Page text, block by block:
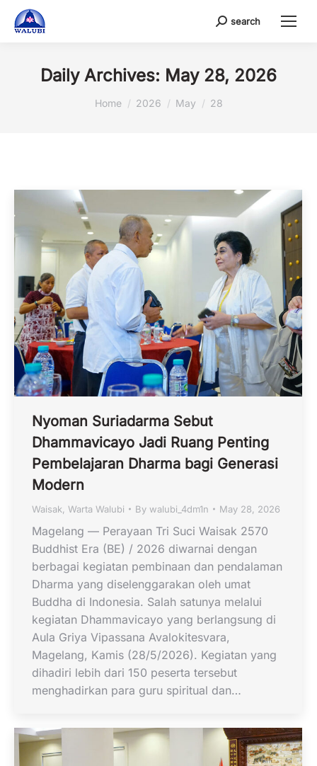
Search:
search
Daily Archives: May 28, 2026
You are here:
Home 2026 May 28
Nyoman Suriadarma Sebut
Dhammavicayo Jadi Ruang Penting
Pembelajaran Dharma bagi Generasi
Modern
Waisak, Warta Walubi By walubi_4dm1n May 28, 2026
Magelang — Perayaan Tri Suci Waisak 2570
Buddhist Era (BE) / 2026 diwarnai dengan
berbagai kegiatan pembinaan dan pendalaman
Dharma yang diselenggarakan oleh umat
Buddha di Indonesia. Salah satunya melalui
kegiatan Dhammavicayo yang berlangsung di
Aula Griya Vipassana Avalokitesvara,
Magelang, Kamis (28/5/2026). Kegiatan yang
dihadiri lebih dari 150 peserta tersebut
menghadirkan para guru spiritual dan…